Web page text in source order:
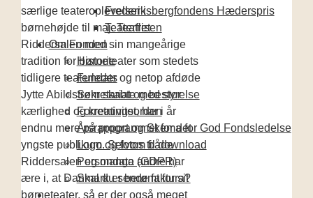
Frederiksbergfondens Hæderspris
Teaterflisen
Om Fonden
Historie
Fundats
Sekretariat og bestyrelse
Forretningsorden
Årsrapport og Skema for God Fondsledelse
Logo og fotos til download
Persondata (GDPR)
Skal du sende faktura?
særlige teateroplevelser i
børnehøjde til maj. Teatret
Riddersalen med sin mangeårige
tradition for børneteater som stedets
tidligere teaterleder og netop afdøde
Jytte Abildstrøm skabte med stor
kærlighed og kreativitet, har i år
endnu mere på programmet for det
yngste publikum. Selvom både
Riddersalen og mange andre har
ære i, at Danmark er berømt for sit
børneteater, så er der også meget